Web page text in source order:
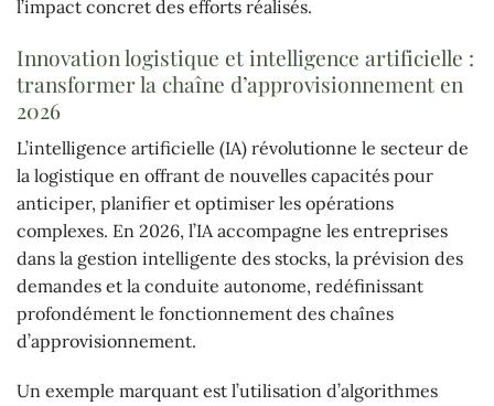
l’impact concret des efforts réalisés.
Innovation logistique et intelligence artificielle :
transformer la chaîne d’approvisionnement en
2026
L’intelligence artificielle (IA) révolutionne le secteur de
la logistique en offrant de nouvelles capacités pour
anticiper, planifier et optimiser les opérations
complexes. En 2026, l’IA accompagne les entreprises
dans la gestion intelligente des stocks, la prévision des
demandes et la conduite autonome, redéfinissant
profondément le fonctionnement des chaînes
d’approvisionnement.
Un exemple marquant est l’utilisation d’algorithmes